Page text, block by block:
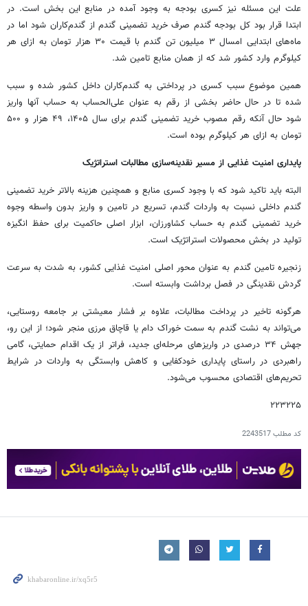
علت این مسئله نیز کسری بودجه به وجود آمده در منابع این بخش است. در
ابتدا قرار بود کل بودجه گندم صرف خرید تضمینی گندم از گندم‌کاران شود اما در
ماه‌های ابتدایی امسال ۳ میلیون تن گندم با قیمت ۳۰ هزار تومان به ازای هر
کیلوگرم وارد کشور شد که از همان منابع تامین شد.
همین موضوع سبب کسری در پرداختی به گندم‌کاران داخل کشور شده و سبب
شده تا در حال حاضر بخشی از رقم به عنوان علی‌الحساب به حساب آنها واریز
شود حال آنکه رقم مصوب خرید تضمینی گندم برای سال ۱۴۰۵، ۴۹ هزار و ۵۰۰
تومان به ازای هر کیلوگرم بوده است.
پایداری امنیت غذایی از مسیر نقدینه‌سازی مطالبات استراتژیک
البته باید تاکید شود که با وجود کسری منابع و همچنین هزینه بالاتر خرید تضمینی
گندم داخلی نسبت به واردات گندم، تسریع در تامین و واریز بدون واسطه وجوه
خرید تضمینی گندم به حساب کشاورزان، ابزار اصلی حاکمیت برای حفظ انگیزه
تولید در بخش محصولات استراتژیک است.
زنجیره تامین گندم به عنوان محور اصلی امنیت غذایی کشور، به شدت به سرعت
گردش نقدینگی در فصل برداشت وابسته است.
هرگونه تاخیر در پرداخت مطالبات، علاوه بر فشار معیشتی بر جامعه روستایی،
می‌تواند به نشت گندم به سمت خوراک دام یا قاچاق مرزی منجر شود؛ از این رو،
جهش ۳۴ درصدی در واریزهای مرحله‌ای جدید، فراتر از یک اقدام حمایتی، گامی
راهبردی در راستای پایداری خودکفایی و کاهش وابستگی به واردات در شرایط
تحریم‌های اقتصادی محسوب می‌شود.
۲۲۳۲۲۵
کد مطلب2243517